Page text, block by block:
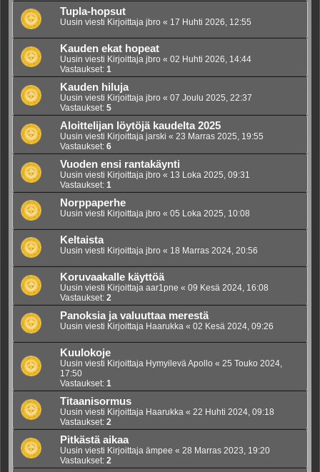
Tupla-hopsut
Uusin viesti Kirjoittaja jbro « 17 Huhti 2026, 12:55
Kauden ekat hopeat
Uusin viesti Kirjoittaja jbro « 02 Huhti 2026, 14:44
Vastaukset: 1
Kauden hiluja
Uusin viesti Kirjoittaja jbro « 07 Joulu 2025, 22:37
Vastaukset: 5
Aloittelijan löytöjä kaudelta 2025
Uusin viesti Kirjoittaja jarski « 23 Marras 2025, 19:55
Vastaukset: 6
Vuoden ensi rantakäynti
Uusin viesti Kirjoittaja jbro « 13 Loka 2025, 09:31
Vastaukset: 1
Norppaperhe
Uusin viesti Kirjoittaja jbro « 05 Loka 2025, 10:08
Keltaista
Uusin viesti Kirjoittaja jbro « 18 Marras 2024, 20:56
Koruvaakalle käyttöä
Uusin viesti Kirjoittaja aar1pne « 09 Kesä 2024, 16:08
Vastaukset: 2
Panoksia ja valuuttaa merestä
Uusin viesti Kirjoittaja Haarukka « 02 Kesä 2024, 09:26
Kuulokoje
Uusin viesti Kirjoittaja Hymyilevä Apollo « 25 Touko 2024,
17:50
Vastaukset: 1
Titaanisormus
Uusin viesti Kirjoittaja Haarukka « 22 Huhti 2024, 09:18
Vastaukset: 2
Pitkästä aikaa
Uusin viesti Kirjoittaja ämpee « 28 Marras 2023, 19:20
Vastaukset: 2